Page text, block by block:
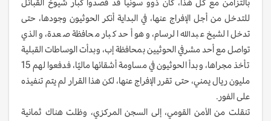
بالتزامن مع كل هذا، كان ذوو سونيا قد قصدوا كبار شيوخ القبائل
للتدخل من أجل الإفراج عنها، في البداية أنكر الحوثيون وجودها، حتى
تدخل الشيخ عبدالله الرسام، وهو أحد كبار محافظة صعدة، والذي
تواصل مع أحد مشرفي الحوثيين بمحافظة إب، وبدأت الوساطات القبلية
تأخذ مجراها، وبدأ الحوثيون في مساومة أشقائها ماليًا، فدفعوا لهم 15
مليون ريال يمني، حتى تقرر الإفراج عنها، لكن هذا القرار لم يتم تنفيذه
على الفور.
تنقلت من الأمن القومي، إلى السجن المركزي، وظلت هناك ثمانية